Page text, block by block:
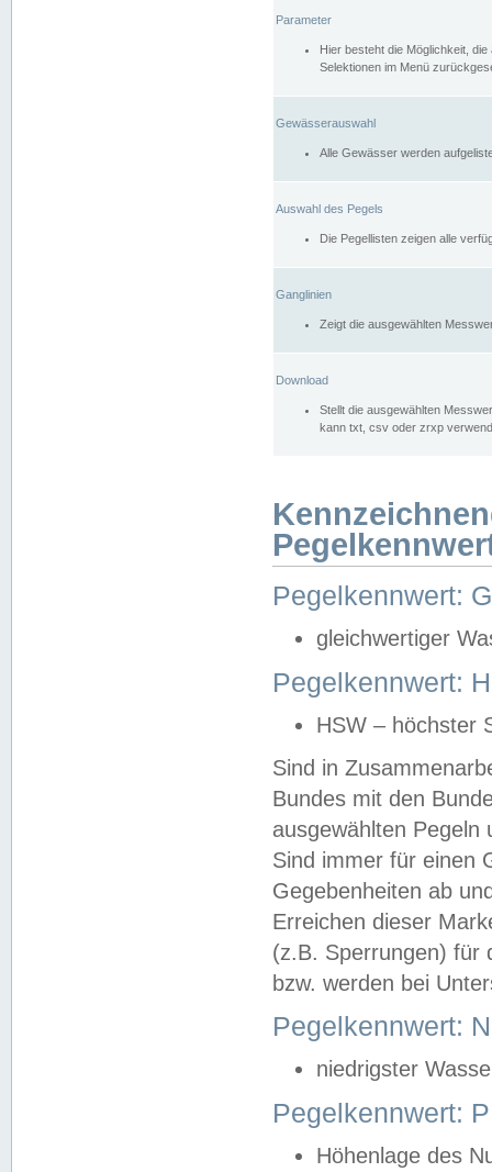
Parameter
Hier besteht die Möglichkeit,
Selektionen im Menü
Gewässerauswahl
Alle Gewässer werden
Auswahl des Pegels
Die Pegellisten zeigen alle
Ganglinien
Zeigt die ausgewählten
Download
Stellt die ausgewählten
kann txt, csv oder zrxp
Pegelkennwert:
gleichwertiger
Pegelkennwert:
HSW – höchster
Sind in
Bundes mit den
ausgewählten
Sind immer für einen
Gegebenheiten ab
Erreichen dieser
(z.B. Sperrungen) für
bzw. werden bei
Pegelkennwert:
niedrigster
Pegelkennwert:
Höhenlage des